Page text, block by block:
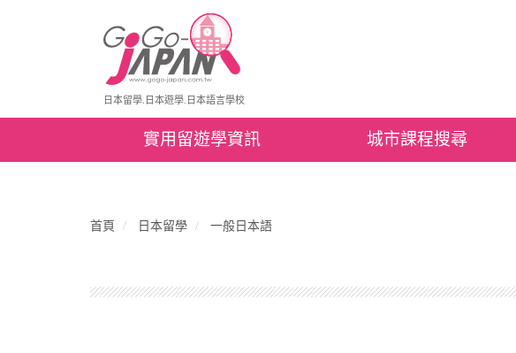
日本留學.日本遊學.日本語言學校
實用留遊學資訊 城市課程搜尋
首頁 日本留學 一般日本語